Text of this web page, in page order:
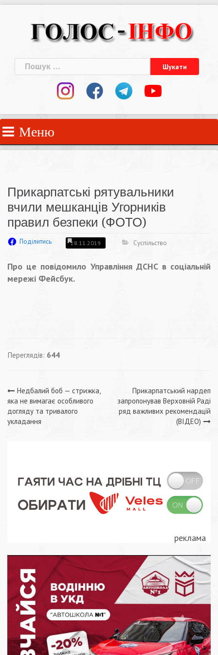
Пошук:
Меню
Прикарпатські рятувальники
вчили мешканців Угорників
правил безпеки (ФОТО)
Поділитись 28.11.2019 Суспільство
Про це повідомило Управління ДСНС в соціальній
мережі Фейсбук.
Переглядів: 644
Навігація
записів
Недбалий боб — стрижка,
яка не вимагає особливого
догляду та тривалого
укладання
Прикарпатський нардеп
запропонував Верховній Раді
ряд важливих рекомендацій
(ВІДЕО)